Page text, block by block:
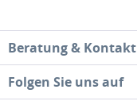
Beratung & Kontakt
Folgen Sie uns auf